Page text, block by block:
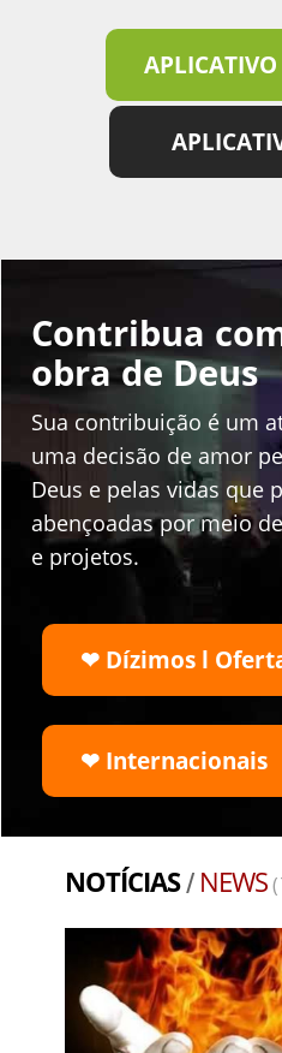
Contribua
obra de Deus
Sua contribuição é um
uma decisão de amor
Deus e pelas vidas que
abençoadas por meio
e projetos.
❤ Dízimos l
❤ Internacionais
NOTÍCIAS/ NEWS(